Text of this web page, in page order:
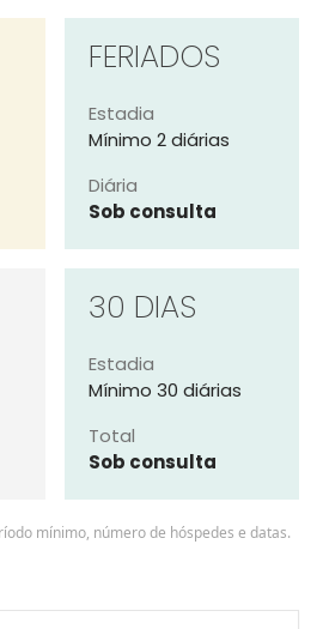
FERIADOS
Estadia
Mínimo 2 diárias
Diária
Sob consulta
30 DIAS
Estadia
Mínimo 30 diárias
Total
Sob consulta
mínimo, número de hóspedes e datas.